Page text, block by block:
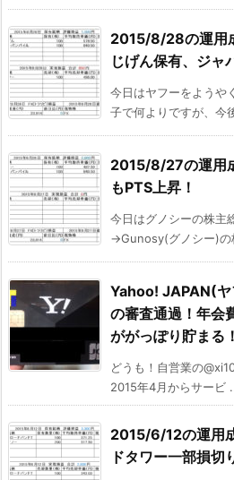
2015/8/28の運用
じげん保有、ジャ
今日はヤフーをようや
子で何よりですが、今
2015/8/27の運用
もPTS上昇！
今日はグノシーの株主
→Gunosy(グノシー)の
Yahoo! JAPAN(ヤ
の審査通過！年会
ががっぽり貯まる
どうも！自営業の
2015年4月からサービ
2015/6/12の運用
ドタワー一部損切